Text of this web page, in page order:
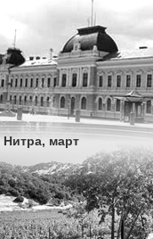
Нитра, март